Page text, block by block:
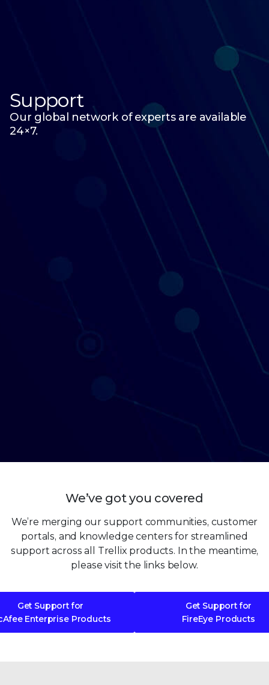
Support
Our global network of experts are available
24×7.
We’ve got you covered
We’re merging our support communities, customer
portals, and knowledge centers for streamlined
support across all Trellix products. In the meantime,
please visit the links below.
Get Support for
Enterprise Products
Get Support for
FireEye Products